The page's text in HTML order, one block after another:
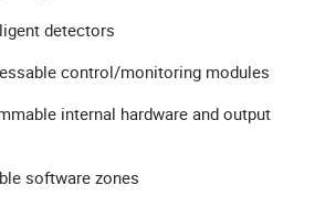
detectors
control/monitoring modules
internal hardware and output
software zones